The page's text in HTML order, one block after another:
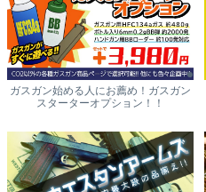
ガスガン始める人にお薦め！ガスガン
スターターオプション！！